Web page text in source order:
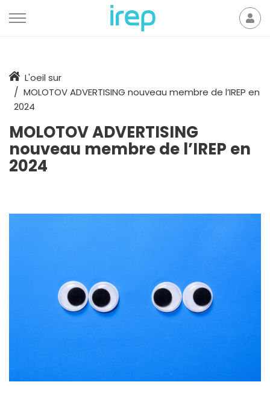
AccueilL'oeil sur
MOLOTOV ADVERTISING nouveau membre de l’IREP en
2024
MOLOTOV ADVERTISING
nouveau membre de l’IREP en
2024